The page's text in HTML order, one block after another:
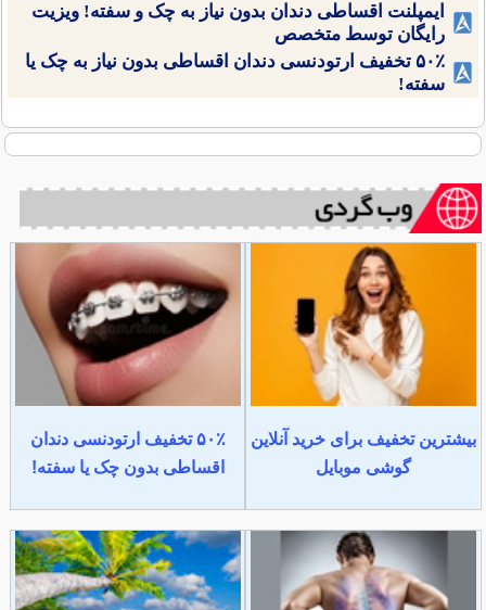
ایمپلنت اقساطی دندان بدون نیاز به چک و سفته! ویزیت
رایگان توسط متخصص
۵۰٪ تخفیف ارتودنسی دندان اقساطی بدون نیاز به چک یا
سفته!
بیشترین تخفیف برای خرید آنلاین
گوشی موبایل
۵۰٪ تخفیف ارتودنسی دندان
اقساطی بدون چک یا سفته!